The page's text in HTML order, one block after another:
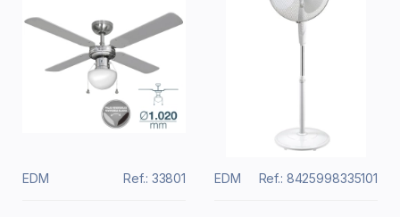
EDM Ref.: 33801 EDM Ref.: 8425998335101